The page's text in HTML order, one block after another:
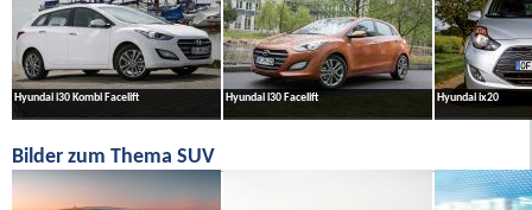
Hyundai i30 Kombi Facelift Hyundai i30 Facelift Hyundai ix20
Bilder zum Thema SUV